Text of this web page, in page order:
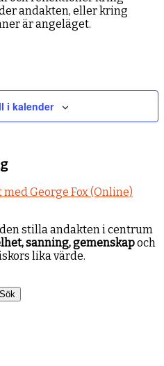
andakten, eller kring
är angeläget.
i kalender
George Fox (Online)
stilla andakten i centrum
sanning, gemenskapoch
lika värde.
Sök